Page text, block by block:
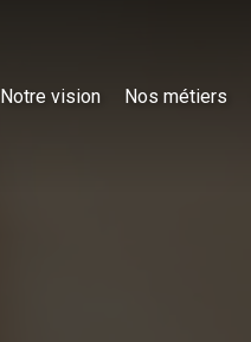
Notre vision Nos métiers